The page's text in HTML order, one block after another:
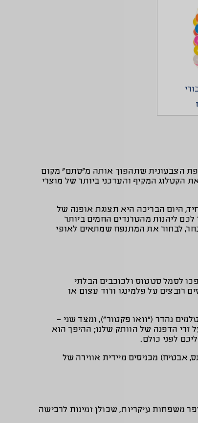
הצבעונית שתהפוך אותה מ”סתם” מקום
הקטלוג המקיף והעדכני ביותר של מוצרי
היום הבריכה היא תצוגת אופנה של
ליהנות מהטרנדים החמים ביותר
לבחור את המתנפח שמתאים לאופי
לסמל סטטוס ולכוכבים הבלתי
רובצים על פלמינגו ורוד עצום או
נהדר (“וואו פקטור”), ומצד שני –
זרי הדפנה של הוותק שלנו; ההיפך הוא
לפני כולם.
אבטיח) מכניסים מיידית אווירה של
משפחות עיקריות, שכולן זמינות לרכישה